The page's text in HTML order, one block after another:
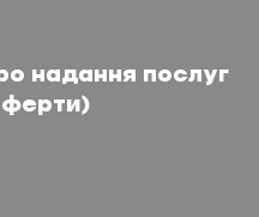
надання послуг